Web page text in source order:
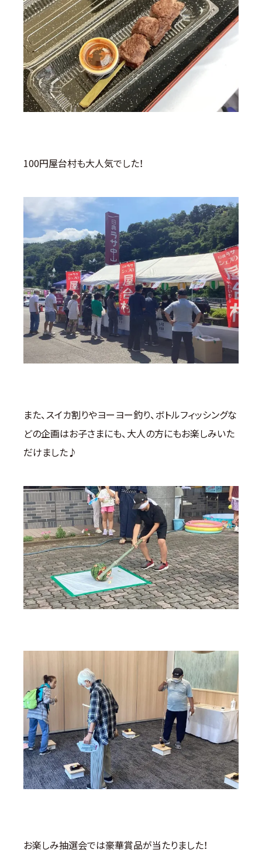
100円屋台村も大人気でした！
また、スイカ割りやヨーヨー釣り、ボトルフィッシングな
どの企画はお子さまにも、大人の方にもお楽しみいた
だけました♪
お楽しみ抽選会では豪華賞品が当たりました！